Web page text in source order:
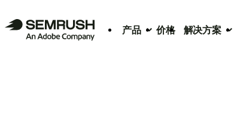
产品 价格 解决方案